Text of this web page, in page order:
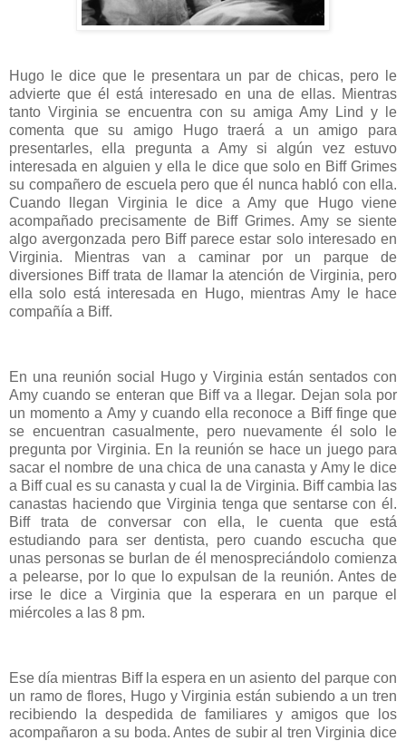
Hugo le dice que le presentara un par de chicas, pero le
advierte que él está interesado en una de ellas. Mientras
tanto Virginia se encuentra con su amiga Amy Lind y le
comenta que su amigo Hugo traerá a un amigo para
presentarles, ella pregunta a Amy si algún vez estuvo
interesada en alguien y ella le dice que solo en Biff Grimes
su compañero de escuela pero que él nunca habló con ella.
Cuando llegan Virginia le dice a Amy que Hugo viene
acompañado precisamente de Biff Grimes. Amy se siente
algo avergonzada pero Biff parece estar solo interesado en
Virginia. Mientras van a caminar por un parque de
diversiones Biff trata de llamar la atención de Virginia, pero
ella solo está interesada en Hugo, mientras Amy le hace
compañía a Biff.
En una reunión social Hugo y Virginia están sentados con
Amy cuando se enteran que Biff va a llegar. Dejan sola por
un momento a Amy y cuando ella reconoce a Biff finge que
se encuentran casualmente, pero nuevamente él solo le
pregunta por Virginia. En la reunión se hace un juego para
sacar el nombre de una chica de una canasta y Amy le dice
a Biff cual es su canasta y cual la de Virginia. Biff cambia las
canastas haciendo que Virginia tenga que sentarse con él.
Biff trata de conversar con ella, le cuenta que está
estudiando para ser dentista, pero cuando escucha que
unas personas se burlan de él menospreciándolo comienza
a pelearse, por lo que lo expulsan de la reunión. Antes de
irse le dice a Virginia que la esperara en un parque el
miércoles a las 8 pm.
Ese día mientras Biff la espera en un asiento del parque con
un ramo de flores, Hugo y Virginia están subiendo a un tren
recibiendo la despedida de familiares y amigos que los
acompañaron a su boda. Antes de subir al tren Virginia dice